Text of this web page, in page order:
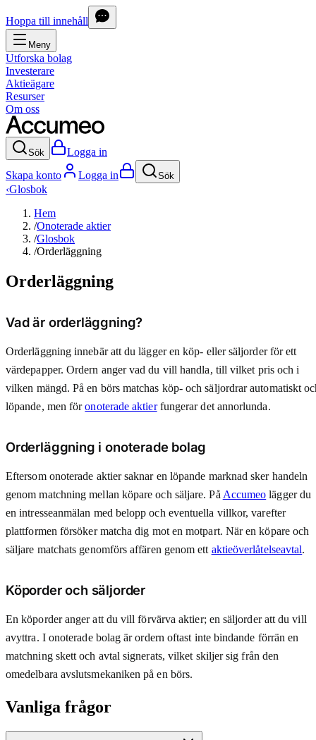
Hoppa till innehåll
Meny
Utforska bolag
Investerare
Aktieägare
Resurser
Om oss
Sök
Logga in
Skapa konto
Logga in Sök
‹Glosbok
Hem
/Onoterade aktier
/Glosbok
/Orderläggning
Orderläggning
Vad är orderläggning?
Orderläggning innebär att du lägger en köp- eller säljorder för ett
värdepapper. Ordern anger vad du vill handla, till vilket pris och i
vilken mängd. På en börs matchas köp- och säljordrar automatiskt
löpande, men föronoterade aktierfungerar det annorlunda.
Orderläggning i onoterade bolag
Eftersom onoterade aktier saknar en löpande marknad sker handeln
genom matchning mellan köpare och säljare. På Accumeo lägger du
en intresseanmälan med belopp och eventuella villkor, varefter
plattformen försöker matcha dig mot en motpart. När en köpare och
säljare matchats genomförs affären genom ett aktieöverlåtelseavtal.
Köporder och säljorder
En köporder anger att du vill förvärva aktier; en säljorder att du vill
avyttra. I onoterade bolag är ordern oftast inte bindande förrän en
matchning skett och avtal signerats, vilket skiljer sig från den
omedelbara avslutsmekaniken på en börs.
Vanliga frågor